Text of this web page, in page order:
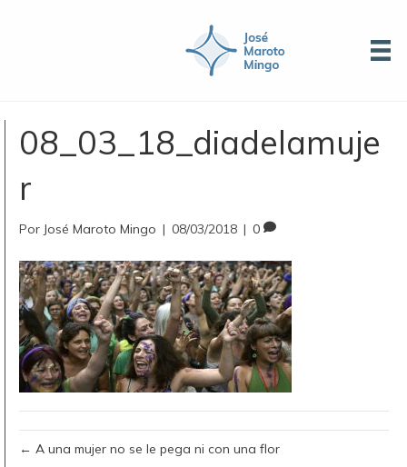
08_03_18_diadelamuje
r
Por José Maroto Mingo | 08/03/2018 | 0
← A una mujer no se le pega ni con una flor